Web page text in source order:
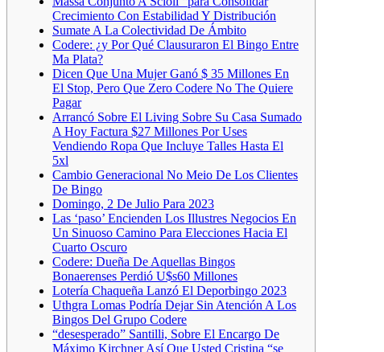
Crecimiento Con Estabilidad Y Distribución
Sumate A La Colectividad De Ámbito
Codere: ¿y Por Qué Clausuraron El Bingo Entre
Ma Plata?
Dicen Que Una Mujer Ganó $ 35 Millones En
El Stop, Pero Que Zero Codere No The Quiere
Pagar
Arrancó Sobre El Living Sobre Su Casa Sumado
A Hoy Factura $27 Millones Por Uses
Vendiendo Ropa Que Incluye Talles Hasta El
5xl
Cambio Generacional No Meio De Los Clientes
De Bingo
Domingo, 2 De Julio Para 2023
Las ‘paso’ Encienden Los Illustres Negocios En
Un Sinuoso Camino Para Elecciones Hacia El
Cuarto Oscuro
Codere: Dueña De Aquellas Bingos
Bonaerenses Perdió U$s60 Millones
Lotería Chaqueña Lanzó El Deporbingo 2023
Uthgra Lomas Podría Dejar Sin Atención A Los
Bingos Del Grupo Codere
“desesperado” Santilli, Sobre El Encargo De
Máximo Kirchner Así Que Usted Cristina “se